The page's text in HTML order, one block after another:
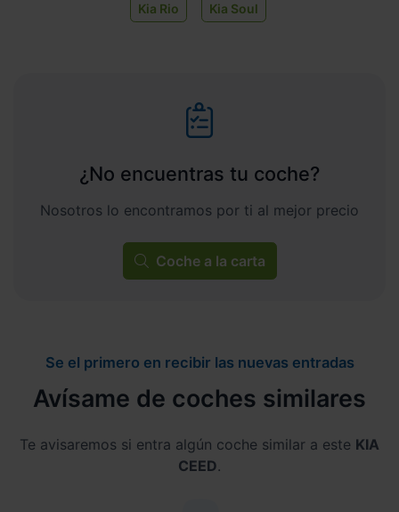
Kia Rio Kia Soul
¿No encuentras tu coche?
Nosotros lo encontramos por ti al mejor precio
Coche a la carta
Se el primero en recibir las nuevas entradas
Avísame de coches similares
Te avisaremos si entra algún coche similar a este KIA
CEED.